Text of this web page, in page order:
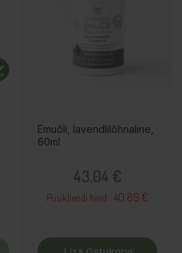
Emuõli, lavendlilõhnaline,
60ml
43,04 €
Püsikliendi hind : 40.89 €